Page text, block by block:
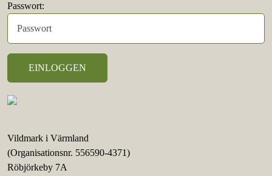
Passwort:
Vildmark i Värmland
(Organisationsnr. 556590-4371)
Röbjörkeby 7A